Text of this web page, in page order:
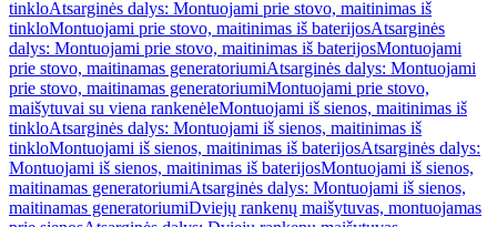
tinkloAtsarginės dalys: Montuojami prie stovo, maitinimas iš
tinkloMontuojami prie stovo, maitinimas iš baterijosAtsarginės
dalys: Montuojami prie stovo, maitinimas iš baterijosMontuojami
prie stovo, maitinamas generatoriumiAtsarginės dalys: Montuojami
prie stovo, maitinamas generatoriumiMontuojami prie stovo,
maišytuvai su viena rankenėleMontuojami iš sienos, maitinimas iš
tinkloAtsarginės dalys: Montuojami iš sienos, maitinimas iš
tinkloMontuojami iš sienos, maitinimas iš baterijosAtsarginės dalys:
Montuojami iš sienos, maitinimas iš baterijosMontuojami iš sienos,
maitinamas generatoriumiAtsarginės dalys: Montuojami iš sienos,
maitinamas generatoriumiDviejų rankenų maišytuvas, montuojamas